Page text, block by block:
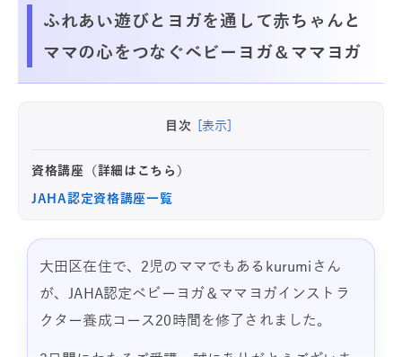
ふれあい遊びとヨガを通して赤ちゃんと
ママの心をつなぐベビーヨガ＆ママヨガ
目次 [表示]
資格講座（詳細はこちら）
JAHA認定資格講座一覧
大田区在住で、2児のママでもあるkurumiさん
が、JAHA認定ベビーヨガ＆ママヨガインストラ
クター養成コース20時間を修了されました。